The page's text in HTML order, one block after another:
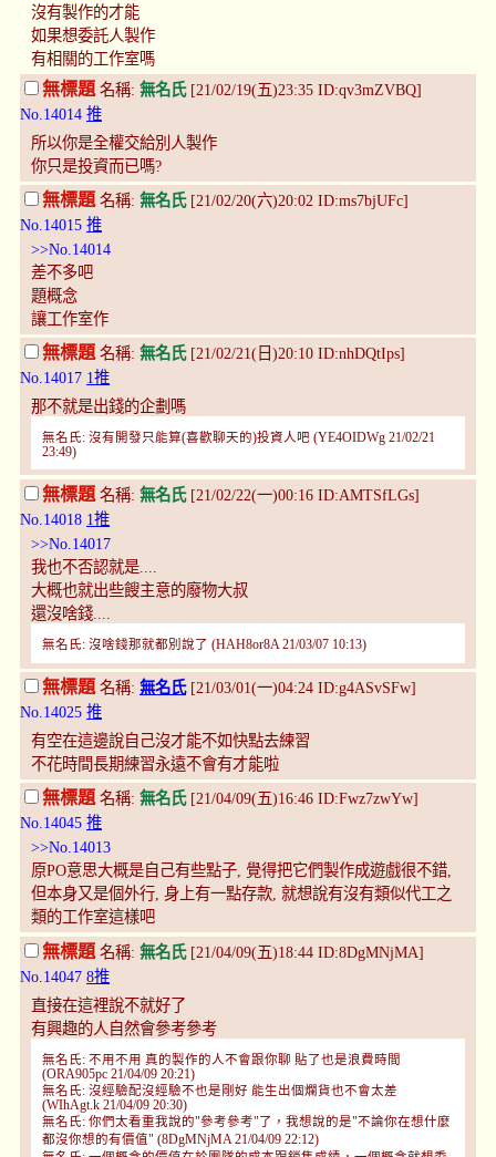
沒有製作的才能
如果想委託人製作
有相關的工作室嗎
無標題 名稱: 無名氏[21/02/19(五)23:35 ID:qv3mZVBQ]
No.14014 推
所以你是全權交給別人製作
你只是投資而已嗎?
無標題 名稱: 無名氏[21/02/20(六)20:02 ID:ms7bjUFc]
No.14015 推
>>No.14014
差不多吧
題概念
讓工作室作
無標題名稱: 無名氏[21/02/21(日)20:10 ID:nhDQtIps]
No.14017 1推
那不就是出錢的企劃嗎
無名氏: 沒有開發只能算(喜歡聊天的)投資人吧 (YE4OIDWg 21/02/21
23:49)
無標題 名稱: 無名氏[21/02/22(一)00:16 ID:AMTSfLGs]
No.14018 1推
>>No.14017
我也不否認就是....
大概也就出些餿主意的廢物大叔
還沒啥錢....
無名氏: 沒啥錢那就都別說了 (HAH8or8A 21/03/07 10:13)
無標題 名稱: 無名氏[21/03/01(一)04:24 ID:g4ASvSFw]
No.14025 推
有空在這邊說自己沒才能不如快點去練習
不花時間長期練習永遠不會有才能啦
無標題名稱: 無名氏[21/04/09(五)16:46 ID:Fwz7zwYw]
No.14045 推
>>No.14013
原PO意思大概是自己有些點子, 覺得把它們製作成遊戲很不錯,
但本身又是個外行, 身上有一點存款, 就想說有沒有類似代工之
類的工作室這樣吧
無標題 名稱: 無名氏[21/04/09(五)18:44 ID:8DgMNjMA]
No.14047 8推
直接在這裡說不就好了
有興趣的人自然會參考參考
無名氏: 不用不用 真的製作的人不會跟你聊 貼了也是浪費時間
(ORA905pc 21/04/09 20:21)
無名氏: 沒經驗配沒經驗不也是剛好 能生出個爛貨也不會太差
(WIhAgt.k 21/04/09 20:30)
無名氏: 你們太看重我說的"參考參考"了，我想說的是"不論你在想什麼
都沒你想的有價值" (8DgMNjMA 21/04/09 22:12)